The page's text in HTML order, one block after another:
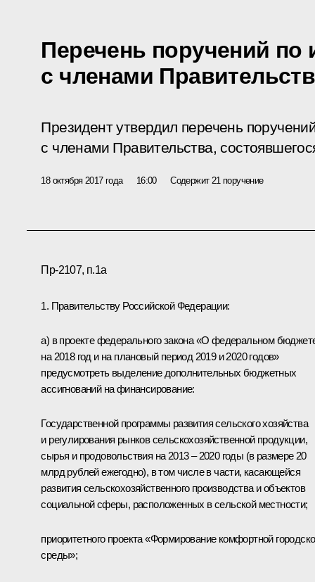
Перечень поручений по
с членами
Президент утвердил перечень
с членами Правительства,
18 октября 2017 года 16:00 Содержит 21 поручение
Пр-2107, п.1а
1. Правительству Российской Федерации:
а) в проекте федерального закона «О федеральном
на 2018 год и на плановый период 2019 и 2020 годов»
предусмотреть выделение дополнительных бюджетных
ассигнований на финансирование:
Государственной программы развития сельского хозяйства
и регулирования рынков сельскохозяйственной продукции,
сырья и продовольствия на 2013 – 2020 годы (в размере 20
млрд рублей ежегодно), в том числе в части, касающейся
развития сельскохозяйственного производства и объектов
социальной сферы, расположенных в сельской местности;
приоритетного проекта «Формирование комфортной
среды»;